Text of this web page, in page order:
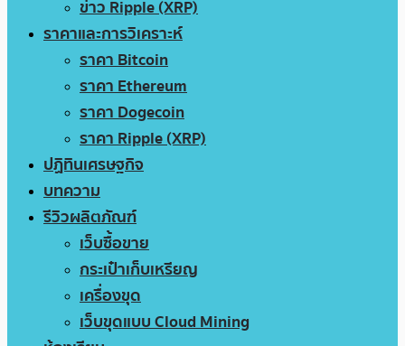
ข่าว Ripple (XRP)
ราคาและการวิเคราะห์
ราคา Bitcoin
ราคา Ethereum
ราคา Dogecoin
ราคา Ripple (XRP)
ปฏิทินเศรษฐกิจ
บทความ
รีวิวผลิตภัณฑ์
เว็บซื้อขาย
กระเป๋าเก็บเหรียญ
เครื่องขุด
เว็บขุดแบบ Cloud Mining